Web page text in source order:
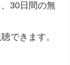
、30日間の無
できます。